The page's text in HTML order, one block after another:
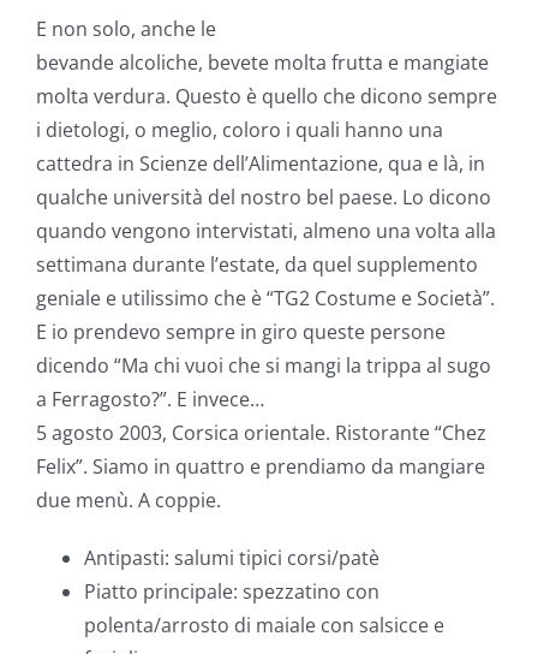
E non solo, anche le
bevande alcoliche, bevete molta frutta e mangiate
molta verdura. Questo è quello che dicono sempre
i dietologi, o meglio, coloro i quali hanno una
cattedra in Scienze dell’Alimentazione, qua e là, in
qualche università del nostro bel paese. Lo dicono
quando vengono intervistati, almeno una volta alla
settimana durante l’estate, da quel supplemento
geniale e utilissimo che è “TG2 Costume e Società”.
E io prendevo sempre in giro queste persone
dicendo “Ma chi vuoi che si mangi la trippa al sugo
a Ferragosto?”. E invece…
5 agosto 2003, Corsica orientale. Ristorante “Chez
Felix”. Siamo in quattro e prendiamo da mangiare
due menù. A coppie.
Antipasti: salumi tipici corsi/patè
Piatto principale: spezzatino con
polenta/arrosto di maiale con salsicce e